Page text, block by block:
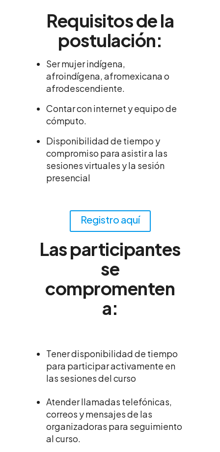
Requisitos de la
postulación:
Ser mujer indígena,
afroindígena, afromexicana o
afrodescendiente.
Contar con internet y equipo de
cómputo.
Disponibilidad de tiempo y
compromiso para asistir a las
sesiones virtuales y la sesión
presencial
Registro aquí
Las participantes
se
compromenten
a:
Tener disponibilidad de tiempo
para participar activamente en
las sesiones del curso
Atender llamadas telefónicas,
correos y mensajes de las
organizadoras para seguimiento
al curso.